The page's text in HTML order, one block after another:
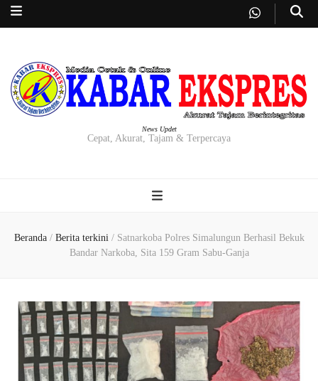
News Updet
Cepat, Akurat, Tajam & Terpercaya
Beranda / Berita terkini / Satnarkoba Polres Simalungun Berhasil Bekuk
Bandar Narkoba, Sita 159 Gram Sabu-Ganja